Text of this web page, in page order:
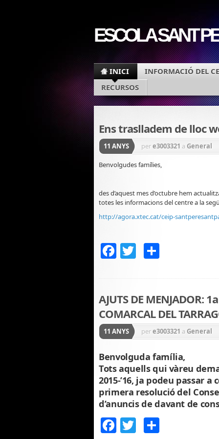
ESCOLA SANT
INICI INFORMACIÓ DEL
RECURSOS
Ens traslladem de lloc
11 ANYS pere3003321 a General
Benvolgudes famílies,
des d’aquest mes d’octubre hem
totes les informacions del centre a la
http://agora.xtec.cat/ceip-
Facebook
Twitter
AJUTS DE MENJADOR:
COMARCAL DEL
11 ANYS pere3003321 a General
Benvolguda família,
Tots aquells qui vàreu
2015-’16, ja podeu passar
primera resolució del
d’anuncis de davant de
Facebook
Twitter